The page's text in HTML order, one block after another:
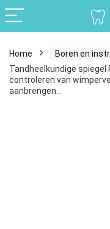
Home Boren en
Tandheelkundige
controleren van
aanbrengen…